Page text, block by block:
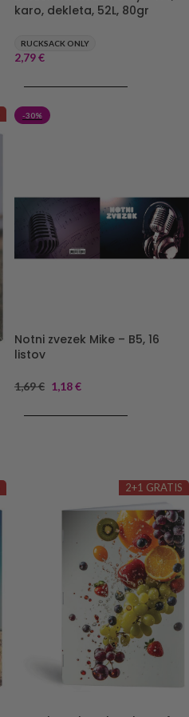
karo, dekleta, 52L, 80gr
RUCKSACK ONLY
2,79€
-30%
Notni zvezek Mike – B5, 16
listov
1,69€ 1,18€
2+1 GRATIS